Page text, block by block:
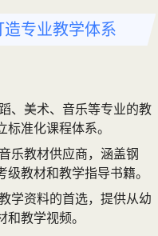
专业教学体系
、美术、音乐等专业的教
准化课程体系。
乐教材供应商，涵盖钢
教材和教学指导书籍。
学资料的首选，提供从幼
教学视频。